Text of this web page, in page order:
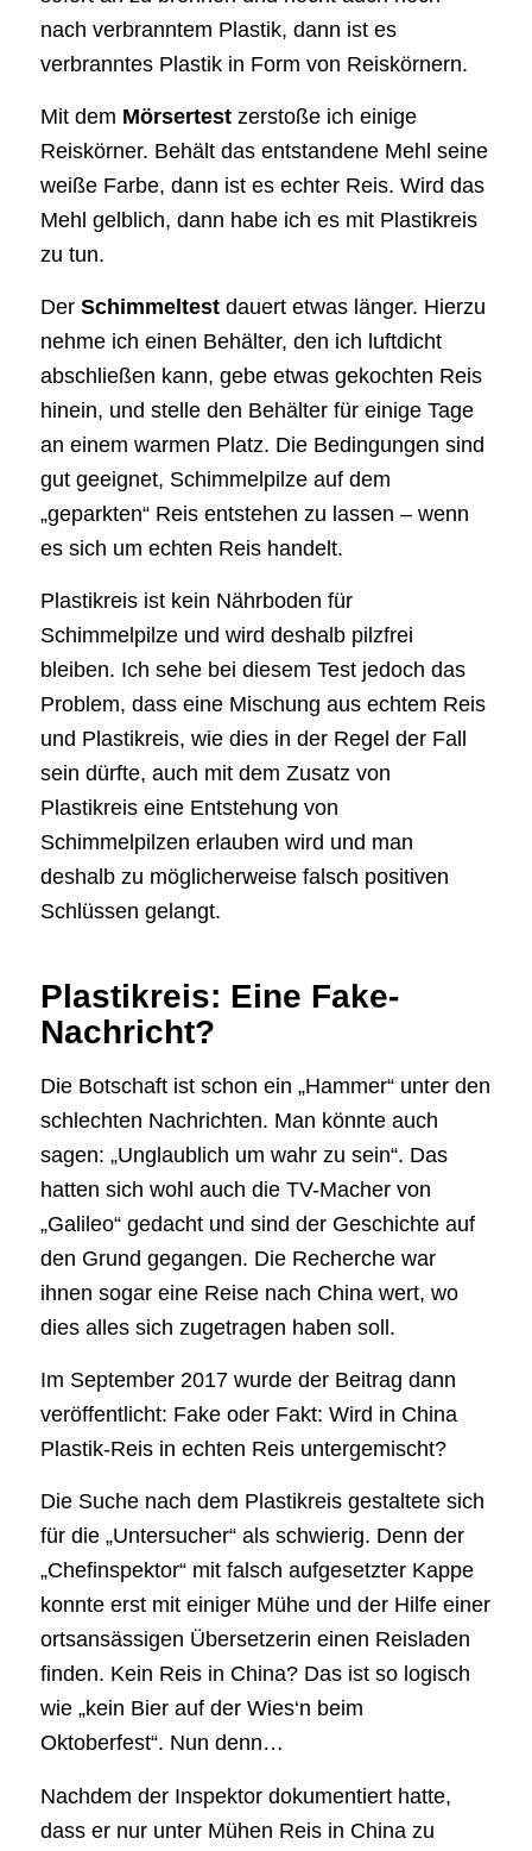
nach verbranntem Plastik, dann ist es
verbranntes Plastik in Form von Reiskörnern.
Mit dem Mörsertestzerstoße ich einige
Reiskörner. Behält das entstandene Mehl seine
weiße Farbe, dann ist es echter Reis. Wird das
Mehl gelblich, dann habe ich es mit Plastikreis
zu tun.
Der Schimmeltestdauert etwas länger. Hierzu
nehme ich einen Behälter, den ich luftdicht
abschließen kann, gebe etwas gekochten Reis
hinein, und stelle den Behälter für einige Tage
an einem warmen Platz. Die Bedingungen sind
gut geeignet, Schimmelpilze auf dem
„geparkten“ Reis entstehen zu lassen – wenn
es sich um echten Reis handelt.
Plastikreis ist kein Nährboden für
Schimmelpilze und wird deshalb pilzfrei
bleiben. Ich sehe bei diesem Test jedoch das
Problem, dass eine Mischung aus echtem Reis
und Plastikreis, wie dies in der Regel der Fall
sein dürfte, auch mit dem Zusatz von
Plastikreis eine Entstehung von
Schimmelpilzen erlauben wird und man
deshalb zu möglicherweise falsch positiven
Schlüssen gelangt.
Plastikreis: Eine Fake-
Nachricht?
Die Botschaft ist schon ein „Hammer“ unter den
schlechten Nachrichten. Man könnte auch
sagen: „Unglaublich um wahr zu sein“. Das
hatten sich wohl auch die TV-Macher von
„Galileo“ gedacht und sind der Geschichte auf
den Grund gegangen. Die Recherche war
ihnen sogar eine Reise nach China wert, wo
dies alles sich zugetragen haben soll.
Im September 2017 wurde der Beitrag dann
veröffentlicht: Fake oder Fakt: Wird in China
Plastik-Reis in echten Reis untergemischt?
Die Suche nach dem Plastikreis gestaltete sich
für die „Untersucher“ als schwierig. Denn der
„Chefinspektor“ mit falsch aufgesetzter Kappe
konnte erst mit einiger Mühe und der Hilfe einer
ortsansässigen Übersetzerin einen Reisladen
finden. Kein Reis in China? Das ist so logisch
wie „kein Bier auf der Wies‘n beim
Oktoberfest“. Nun denn…
Nachdem der Inspektor dokumentiert hatte,
dass er nur unter Mühen Reis in China zu